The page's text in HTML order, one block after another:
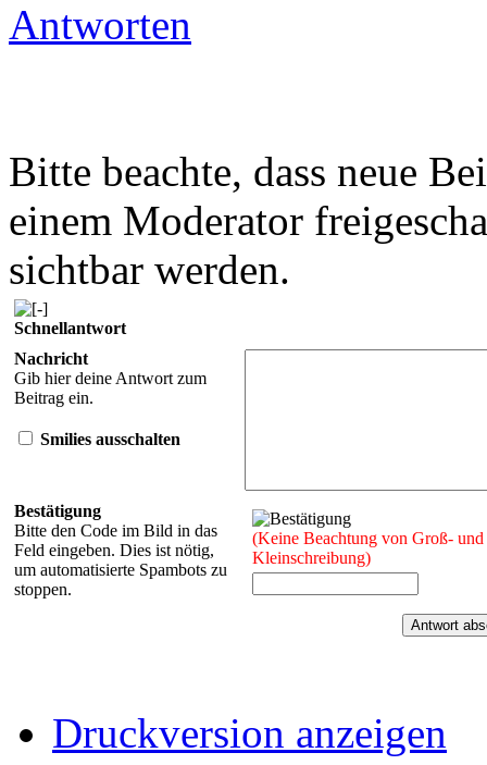
Antworten
Bitte beachte, dass neue
einem Moderator
sichtbar werden.
Schnellantwort
Nachricht
Gib hier deine Antwort zum
Beitrag ein.
Smilies ausschalten
Bestätigung
Bitte den Code im Bild in das
Feld eingeben. Dies ist nötig,
um automatisierte Spambots zu
stoppen.
(Keine Beachtung von Groß- und
Kleinschreibung)
Druckversion anzeigen